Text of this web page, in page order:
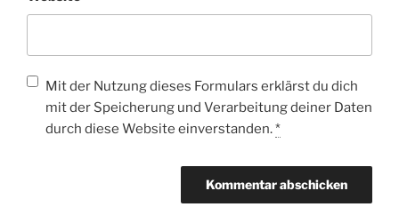
Mit der Nutzung dieses Formulars erklärst du dich
mit der Speicherung und Verarbeitung deiner Daten
durch diese Website einverstanden.*